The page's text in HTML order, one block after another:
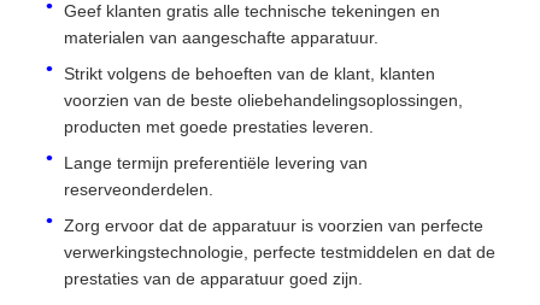
Geef klanten gratis alle technische tekeningen en
materialen van aangeschafte apparatuur.
Strikt volgens de behoeften van de klant, klanten
voorzien van de beste oliebehandelingsoplossingen,
producten met goede prestaties leveren.
Lange termijn preferentiële levering van
reserveonderdelen.
Zorg ervoor dat de apparatuur is voorzien van perfecte
verwerkingstechnologie, perfecte testmiddelen en dat de
prestaties van de apparatuur goed zijn.